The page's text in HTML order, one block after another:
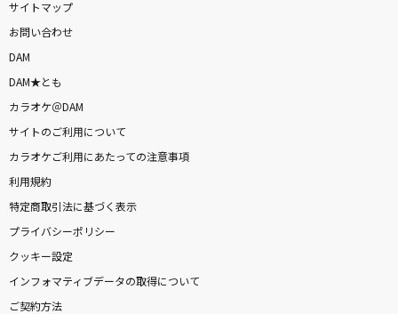
サイトマップ
お問い合わせ
DAM
DAM★とも
カラオケ＠DAM
サイトのご利用について
カラオケご利用にあたっての注意事項
利用規約
特定商取引法に基づく表示
プライバシーポリシー
クッキー設定
インフォマティブデータの取得について
ご契約方法